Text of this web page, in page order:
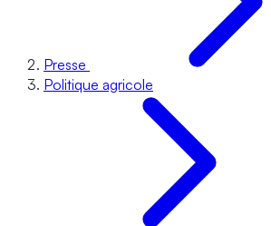
Presse
Politique agricole